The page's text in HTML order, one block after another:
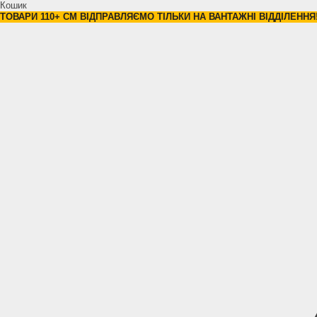
Кошик
ТОВАРИ 110+ СМ ВІДПРАВЛЯЄМО ТІЛЬКИ НА ВАНТАЖНІ